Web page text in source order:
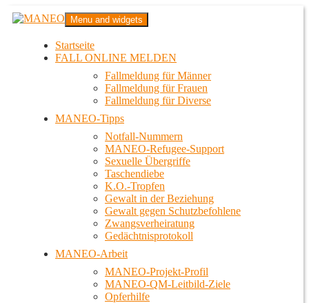
Zum
InhaltMANEO
Das schwule Anti-Gewalt-Projekt in Berlin
Menu and widgets
Startseite
FALL ONLINE MELDEN
Fallmeldung für Männer
Fallmeldung für Frauen
Fallmeldung für Diverse
MANEO-Tipps
Notfall-Nummern
MANEO-Refugee-Support
Sexuelle Übergriffe
Taschendiebe
K.O.-Tropfen
Gewalt in der Beziehung
Gewalt gegen Schutzbefohlene
Zwangsverheiratung
Gedächtnisprotokoll
MANEO-Arbeit
MANEO-Projekt-Profil
MANEO-QM-Leitbild-Ziele
Opferhilfe